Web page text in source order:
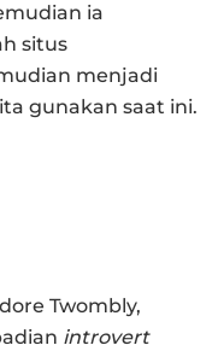
ia
situs
menjadi
gunakan saat ini.
Twombly,
introvert